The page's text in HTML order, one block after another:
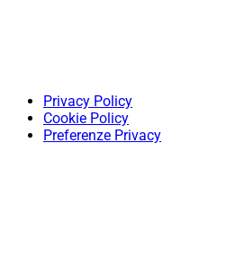
Privacy Policy
Cookie Policy
Preferenze Privacy